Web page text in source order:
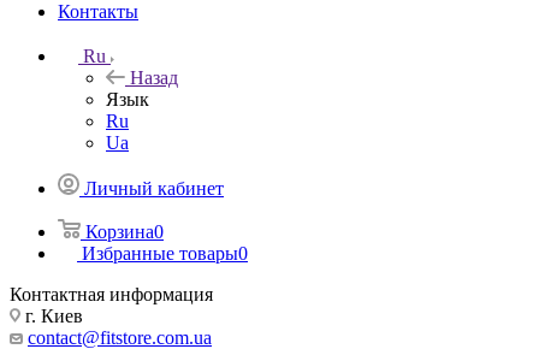
Контакты
Ru
Назад
Язык
Ru
Ua
Личный кабинет
Корзина0
Избранные товары0
Контактная информация
г. Киев
contact@fitstore.com.ua